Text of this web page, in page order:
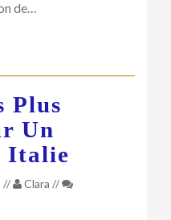
de…
Plus
Un
Italie
// Clara //